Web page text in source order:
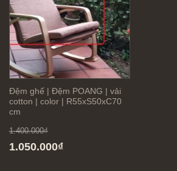
Add to
wishlist
Đệm ghế | Đệm POANG | vải
cotton | color | R55xS50xC70
cm
1.400.000₫
1.050.000₫